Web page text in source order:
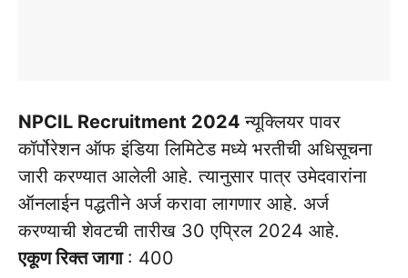
NPCIL Recruitment 2024न्यूक्लियर पावर
कॉर्पोरेशन ऑफ इंडिया लिमिटेड मध्ये भरतीची अधिसूचना
जारी करण्यात आलेली आहे. त्यानुसार पात्र उमेदवारांना
ऑनलाईन पद्धतीने अर्ज करावा लागणार आहे. अर्ज
करण्याची शेवटची तारीख 30 एप्रिल 2024 आहे.
एकूण रिक्त जागा : 400